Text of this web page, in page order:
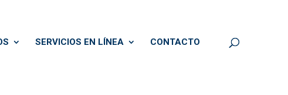
SERVICIOS EN LÍNEA CONTACTO